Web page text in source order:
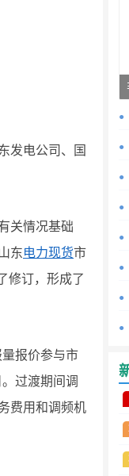
发电公司、国
关情况基础
东电力现货市
修订，形成了
报价参与市
过渡期间调
费用和调频机